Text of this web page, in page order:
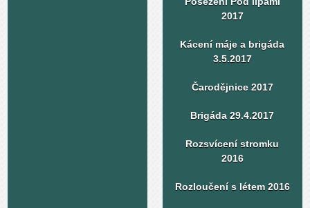
2017
Kácení máje a brigáda
3.5.2017
Čarodějnice 2017
Brigáda 29.4.2017
Rozsvícení stromku
2016
Rozloučení s létem 2016